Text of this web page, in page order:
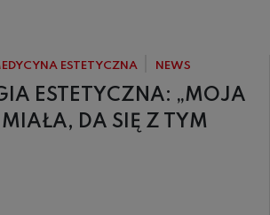
ESTETYCZNA NEWS
ESTETYCZNA: „MOJA
DA SIĘ Z TYM